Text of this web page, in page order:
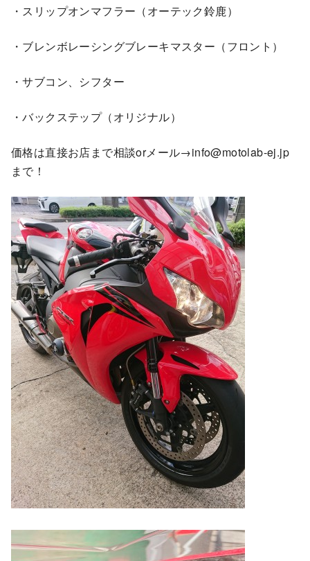
・スリップオンマフラー（オーテック鈴鹿）
・ブレンボレーシングブレーキマスター（フロント）
・サブコン、シフター
・バックステップ（オリジナル）
価格は直接お店まで相談orメール→info@motolab-ej.jp
まで！